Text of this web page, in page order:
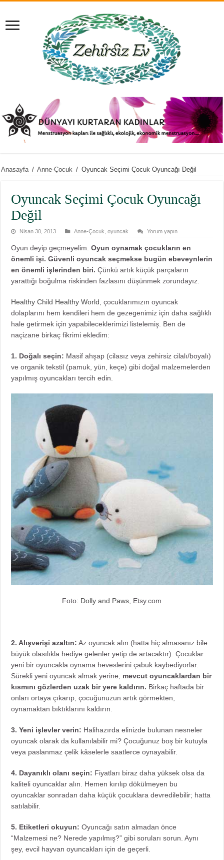
Anasayfa / Anne-Çocuk / Oyuncak Seçimi Çocuk Oyuncağı Değil
Oyuncak Seçimi Çocuk Oyuncağı
Değil
Nisan 30, 2013 Anne-Çocuk ,oyuncak Yorum yapın
Oyun deyip geçmeyelim.Oyun oynamak çocukların en
önemli işi. Güvenli oyuncak seçmekse bugün ebeveynlerin
en önemli işlerinden biri. Çünkü artık küçük parçaların
yarattığı boğulma riskinden fazlasını düşünmek zorundayız.
Healthy Child Healthy World , çocuklarımızın oyuncak
dolaplarını hem kendileri hem de gezegenimiz için daha sağlıklı
hale getirmek için yapabileceklerimizi listelemiş. Ben de
naçizane birkaç fikrimi ekledim:
1. Doğalı seçin: Masif ahşap (cilasız veya zehirsiz cilalı/boyalı)
ve organik tekstil (pamuk, yün, keçe) gibi doğal malzemelerden
yapılmış oyuncakları tercih edin.
Foto: Dolly and Paws, Etsy.com
2. Alışverişi azaltın: Az oyuncak alın (hatta hiç almasanız bile
büyük olasılıkla hediye gelenler yetip de artacaktır). Çocuklar
yeni bir oyuncakla oynama heveslerini çabuk kaybediyorlar.
Sürekli yeni oyuncak almak yerine, mevcut oyuncaklardan bir
kısmını gözlerden uzak bir yere kaldırın. Birkaç haftada bir
onları ortaya çıkarıp, çocuğunuzun artık görmekten,
oynamaktan bıktıklarını kaldırın.
3. Yeni işlevler verin: Halihazırda elinizde bulunan nesneler
oyuncak olarak da kullanılabilir mi? Çocuğunuz boş bir kutuyla
veya paslanmaz çelik kâselerle saatlerce oynayabilir.
4. Dayanıklı olanı seçin: Fiyatları biraz daha yüksek olsa da
kaliteli oyuncaklar alın. Hemen kırılıp dökülmeyen bu
oyuncaklar sonradan daha küçük çocuklara devredilebilir; hatta
satılabilir.
5. Etiketleri okuyun: Oyuncağı satın almadan önce
“Malzemesi ne? Nerede yapılmış?” gibi soruları sorun. Aynı
şey, evcil hayvan oyuncakları için de geçerli.